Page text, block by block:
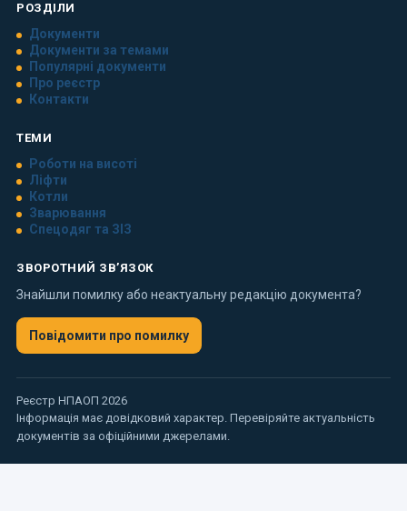
РОЗДІЛИ
Документи
Документи за темами
Популярні документи
Про реєстр
Контакти
ТЕМИ
Роботи на висоті
Ліфти
Котли
Зварювання
Спецодяг та ЗІЗ
ЗВОРОТНИЙ ЗВ’ЯЗОК
Знайшли помилку або неактуальну редакцію документа?
Повідомити про помилку
Реєстр НПАОП 2026
Інформація має довідковий характер. Перевіряйте актуальність
документів за офіційними джерелами.